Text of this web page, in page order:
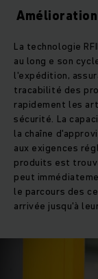
La technologie
au long e son
l'expédition,
tracabilité des
rapidement les
sécurité. La
la chaîne
aux exigences
produits est
peut
le parcours des
arrivée jusqu'à